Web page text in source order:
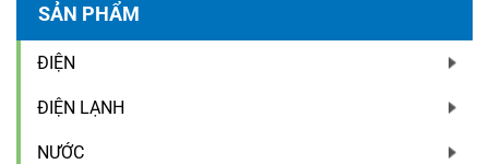
SẢN PHẨM
ĐIỆN
ĐIỆN LẠNH
NƯỚC